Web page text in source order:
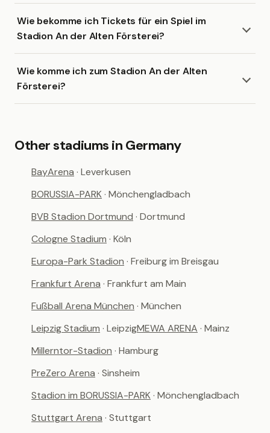
Wie bekomme ich Tickets für ein Spiel im
Stadion An der Alten Försterei?
Wie komme ich zum Stadion An der Alten
Försterei?
Other stadiums in Germany
BayArena · Leverkusen
BORUSSIA-PARK· Mönchengladbach
BVB Stadion Dortmund · Dortmund
Cologne Stadium · Köln
Europa-Park Stadion · Freiburg im Breisgau
Frankfurt Arena · Frankfurt am Main
Fußball Arena München · München
Leipzig Stadium · LeipzigMEWA ARENA · Mainz
Millerntor-Stadion · Hamburg
PreZero Arena · Sinsheim
Stadion im BORUSSIA-PARK· Mönchengladbach
Stuttgart Arena · Stuttgart